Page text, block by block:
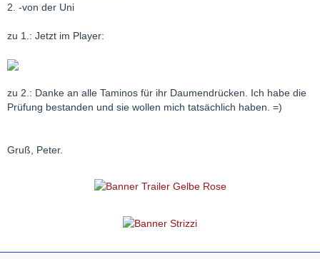
2. -von der Uni
zu 1.: Jetzt im Player:
zu 2.: Danke an alle Taminos für ihr Daumendrücken. Ich habe die
Prüfung bestanden und sie wollen mich tatsächlich haben. =)
Gruß, Peter.